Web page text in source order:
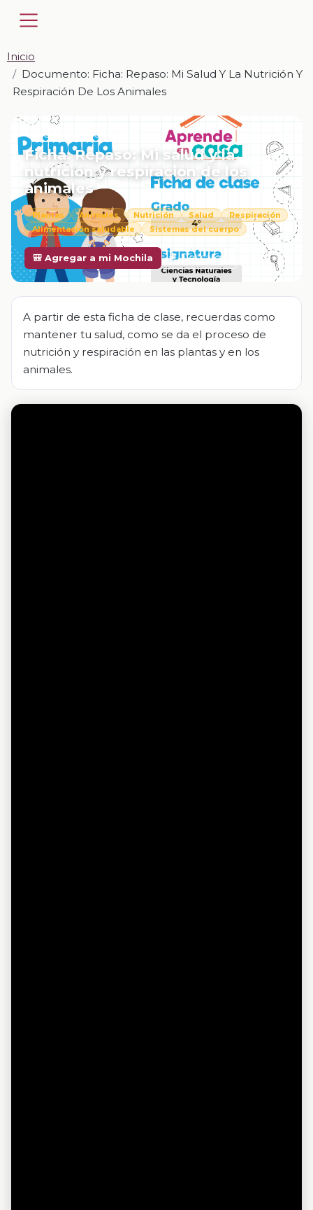
Inicio
Documento: Ficha: Repaso: Mi Salud Y La Nutrición Y
Respiración De Los Animales
📎 DOCUMENTO · DOCX
Ficha: Repaso: Mi salud y la
nutrición y respiración de los
animales
Plantas Animales Nutrición Salud
Respiración
Alimentación saludable
Sistemas del cuerpo
🎒 Agregar a mi Mochila Descargar
A partir de esta ficha de clase, recuerdas como
mantener tu salud, como se da el proceso de
nutrición y respiración en las plantas y en los
animales.